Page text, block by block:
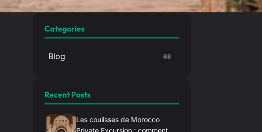
Categories
Blog 68
Recent Posts
Les coulisses de Morocco
Private Excursion : comment